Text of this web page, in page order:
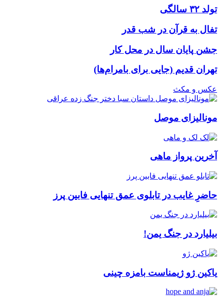
تولد ۳۲ سالگی
تفال به قرآن در شب قدر
جشن پایان سال در محل کار
تهران قدیم (جایی برای بامرام‌ها)
عکس و مکث
مونالیزای موصل
آخرین پرواز ماهی
حاضرِ غایب در تابلوی عمق تنهایی فابین پرز
بیلیارد در جنگ یمن!
یاکین ژو ژیمناست بامزه چینی